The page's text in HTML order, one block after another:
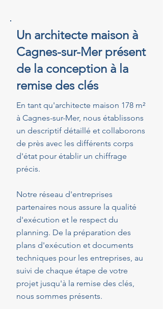
Un architecte maison à
Cagnes-sur-Mer présent
de la conception à la
remise des clés
En tant qu'architecte maison 178 m²
à Cagnes-sur-Mer, nous établissons
un descriptif détaillé et collaborons
de près avec les différents corps
d'état pour établir un chiffrage
précis.
Notre réseau d'entreprises
partenaires nous assure la qualité
d'exécution et le respect du
planning. De la préparation des
plans d'exécution et documents
techniques pour les entreprises, au
suivi de chaque étape de votre
projet jusqu'à la remise des clés,
nous sommes présents.